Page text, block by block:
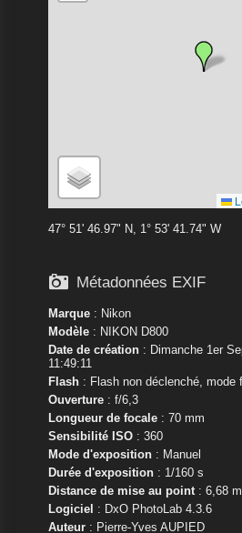
47° 51' 46.97" N, 1° 53' 41.74" W
 Métadonnées EXIF
Marque: Nikon
Modèle: NIKON D800
Date de création: Dimanche 1er
11:49:11
Flash: Flash non déclenché, mode
Ouverture: f/6,3
Longueur de focale: 70 mm
Sensibilité ISO: 360
Mode d'exposition: Manuel
Durée d'exposition: 1/160 s
Distance de mise au point: 6,68 m
Logiciel : DxO PhotoLab 4.3.6
Auteur: Pierre-Yves AUPIED